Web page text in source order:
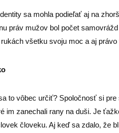
sa mohla podieľať aj na
práv mužov bol počet
všetku svoju moc a aj právo
to vôbec určiť? Spoločnosť si
im zanechali rany na duši. Je
človeku. Aj keď sa zdalo, že